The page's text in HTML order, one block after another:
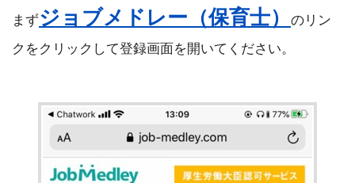
まずジョブメドレー（保育士）
のリン
クをクリックして登録画面を開いてください。